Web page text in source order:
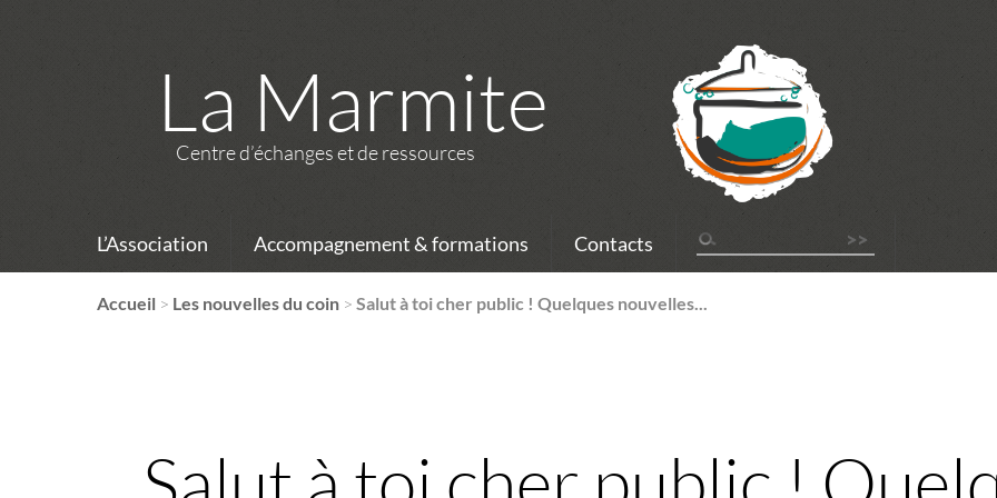
La Marmite
Centre d’échanges et de ressources
L’Association Accompagnement & formations Contacts
Accueil > Les nouvelles du coin >Salut à toi cher public ! Quelques nouvelles...